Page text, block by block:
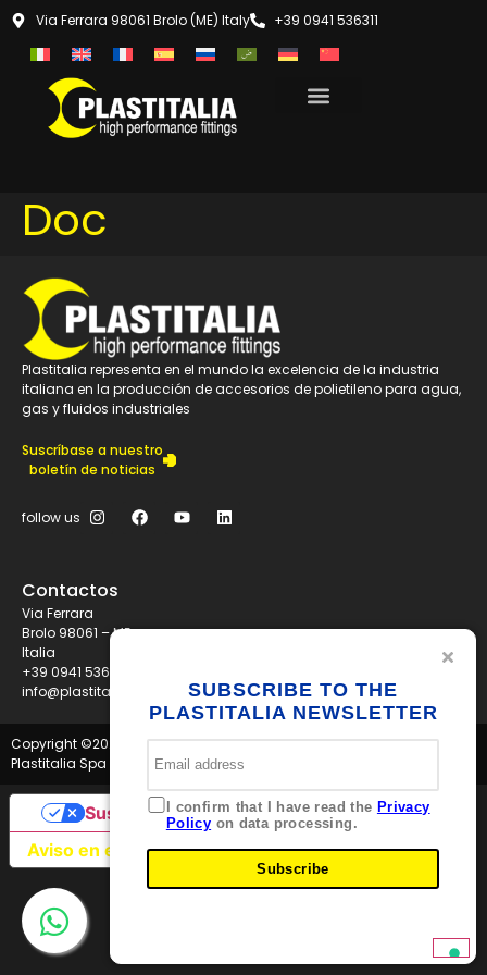
Via Ferrara 98061 Brolo (ME) Italy +39 0941 536311
Doc
Plastitalia representa en el mundo la excelencia de la industria
italiana en la producción de accesorios de polietileno para agua,
gas y fluidos industriales
Suscríbase a nuestro
boletín de noticias
follow us
Contactos
Via Ferrara
Brolo 98061 – ME
Italia
+39 0941 536311
info@plastitaliaspa.com
Copyright ©2026
Plastitalia Spa - P.I. 01834600833 - Tutti i diritti riservati
SUBSCRIBE TO THE
PLASTITALIA NEWSLETTER
I confirm that I have read the Privacy
Policy on data processing.
Subscribe
Aviso en el momento de la recogida
Sus opciones de privacidad